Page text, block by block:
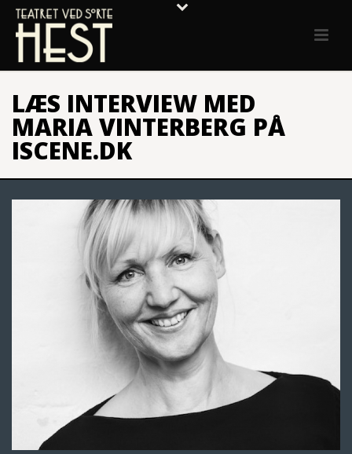
LÆS INTERVIEW MED
MARIA VINTERBERG PÅ
ISCENE.DK